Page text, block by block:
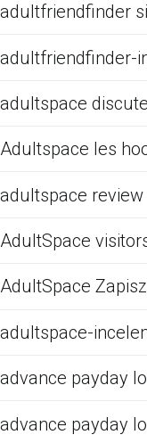
adultfriendfinder
adultfriendfinder-
adultspace
Adultspace les
adultspace review
AdultSpace
AdultSpace
adultspace-
advance payday
advance payday